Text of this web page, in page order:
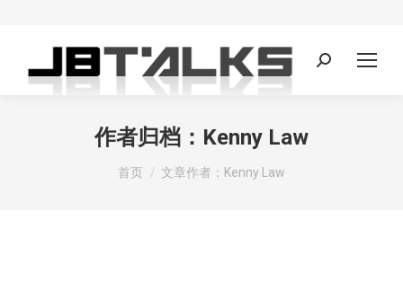
Search:
作者归档： Kenny Law
您在这里：
首页 文章作者：Kenny Law